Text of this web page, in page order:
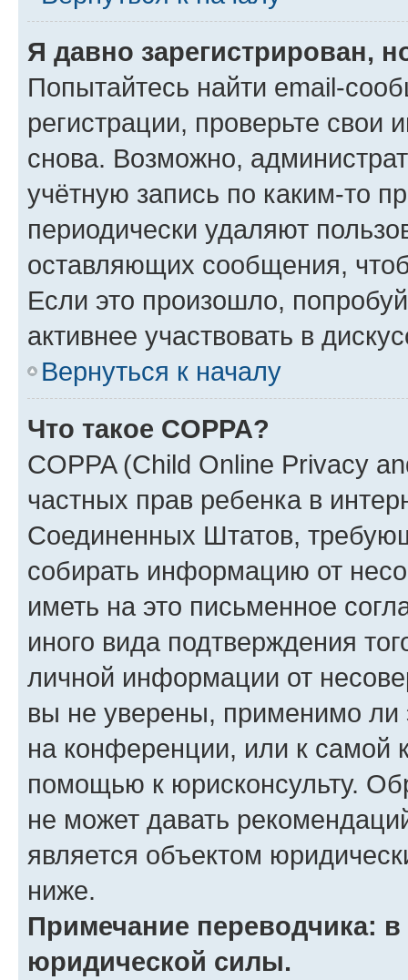
Я давно зарегистрирован,
Попытайтесь найти email-
регистрации, проверьте свои
снова. Возможно,
учётную запись по каким-то
периодически удаляют
оставляющих сообщения,
Если это произошло,
активнее участвовать в
Вернуться к началу
Что такое COPPA?
COPPA (Child Online Privacy
частных прав ребенка в
Соединенных Штатов,
собирать информацию от
иметь на это письменное
иного вида подтверждения
личной информации от
вы не уверены, применимо ли
на конференции, или к самой
помощью к юрисконсульту.
не может давать
является объектом
ниже.
Примечание переводчика:
юридической силы.